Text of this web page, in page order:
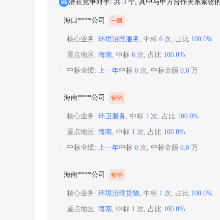
潜在竞争对手: 共 3 个, 其中与甲方合作关系紧密的
海口****公司 一般
核心业务: 环境治理服务, 中标 6 次, 占比 100.0%
重点地区: 海南, 中标 6 次, 占比 100.0%
中标业绩: 上一年中标 0 次, 中标金额 0.0 万
海南****公司 较弱
核心业务: 环卫服务, 中标 1 次, 占比 100.0%
重点地区: 海南, 中标 1 次, 占比 100.0%
中标业绩: 上一年中标 0 次, 中标金额 0.0 万
海南****公司 较弱
核心业务: 环境治理货物, 中标 1 次, 占比 100.0%
重点地区: 海南, 中标 1 次, 占比 100.0%